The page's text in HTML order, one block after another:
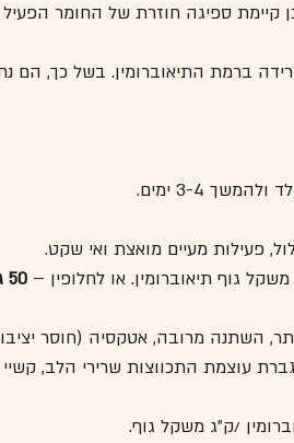
קיימת ספיגה חוזרת של החומר
ירידה ברמת התיאוברומין. בשל כך,
פעילות מעיים מואצת ואי שקט.
50 גרם שוקולד חלב
השתנה מרובה, אטקסיה (חוסר
עוצמת התכווצות שרירי הלב, קשיי